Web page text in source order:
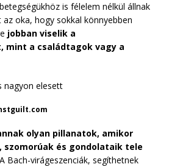
is félelem nélkül állnak
oka, hogy sokkal könnyebben
jobban viselik a
mint a családtagok vagy a
olyan pillanatok, amikor
szomorúak és gondolataik tele
A Bach-virágeszenciák, segíthetnek